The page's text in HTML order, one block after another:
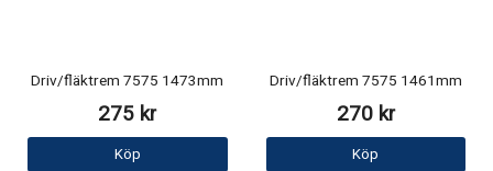
Driv/fläktrem 7575 1473mm
275 kr
Köp
Driv/fläktrem 7575 1461mm
270 kr
Köp